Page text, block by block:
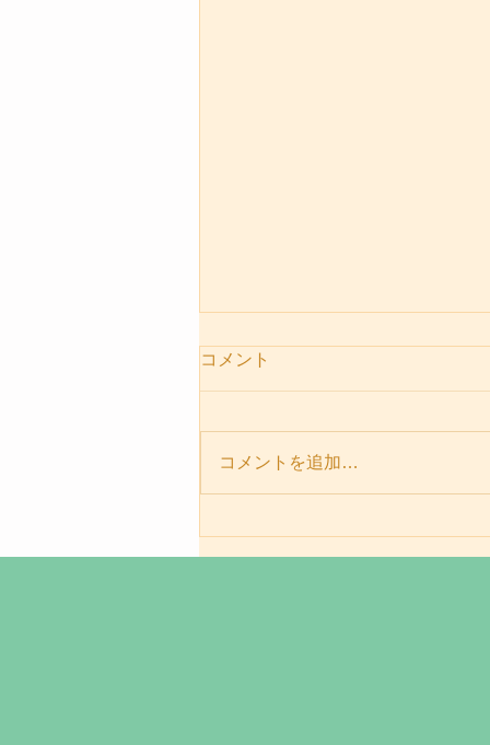
ー
コメント
コメントを追加…